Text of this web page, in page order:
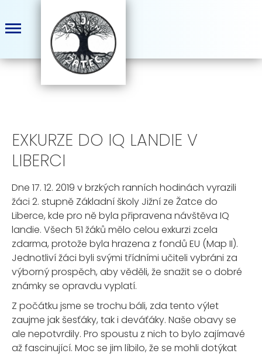
EXKURZE DO IQ LANDIE V
LIBERCI
Dne 17. 12. 2019 v brzkých ranních hodinách vyrazili
žáci 2. stupně Základní školy Jižní ze Žatce do
Liberce, kde pro ně byla připravena návštěva IQ
landie. Všech 51 žáků mělo celou exkurzi zcela
zdarma, protože byla hrazena z fondů EU (Map II).
Jednotliví žáci byli svými třídními učiteli vybráni za
výborný prospěch, aby věděli, že snažit se o dobré
známky se opravdu vyplatí.
Z počátku jsme se trochu báli, zda tento výlet
zaujme jak šesťáky, tak i deváťáky. Naše obavy se
ale nepotvrdily. Pro spoustu z nich to bylo zajímavé
až fascinující. Moc se jim líbilo, že se mohli dotýkat